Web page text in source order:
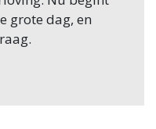
grote dag, en
de planning is